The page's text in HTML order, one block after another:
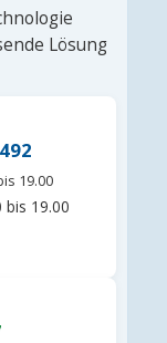
Lösung
19.00
bis 19.00